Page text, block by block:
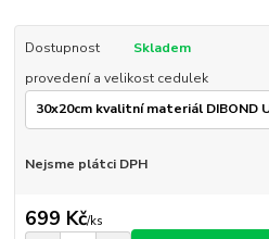
Dostupnost
Skladem
provedení a velikost cedulek
Nejsme plátci DPH
699 Kč/ks